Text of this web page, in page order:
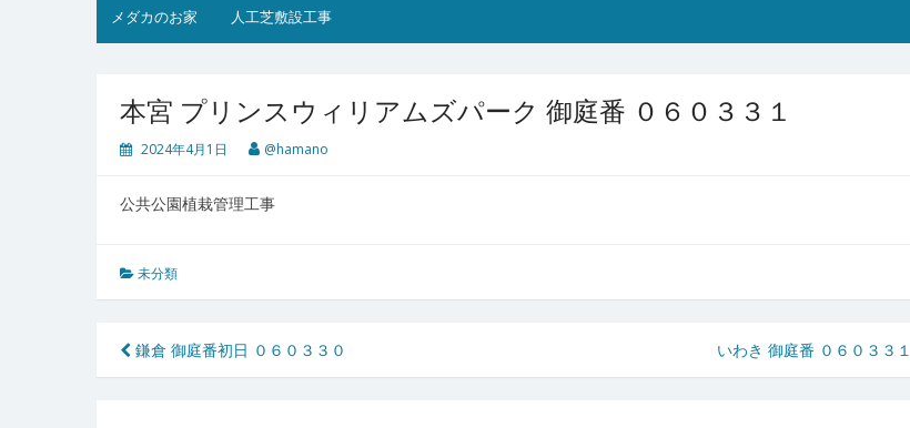
メダカのお家 人工芝敷設工事
本宮 プリンスウィリアムズパーク 御庭番 ０６０３３１
2024年4月1日 @hamano
公共公園植栽管理工事
未分類
投
稿
鎌倉 御庭番初日 ０６０３３０ いわき 御庭番 ０６０３３１